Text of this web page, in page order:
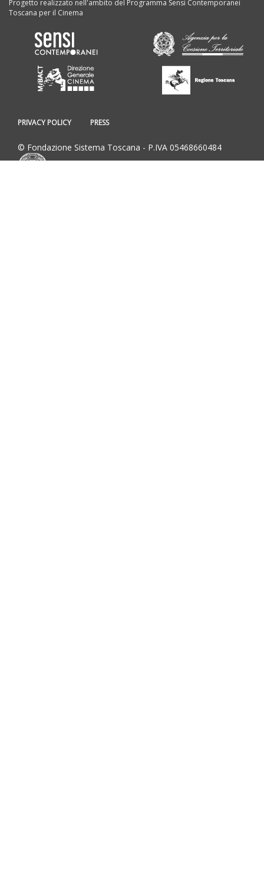
Progetto realizzato nell'ambito del Programma Sensi Contemporanei
Toscana per il Cinema
PRIVACY POLICY PRESS
© Fondazione Sistema Toscana - P.IVA 05468660484